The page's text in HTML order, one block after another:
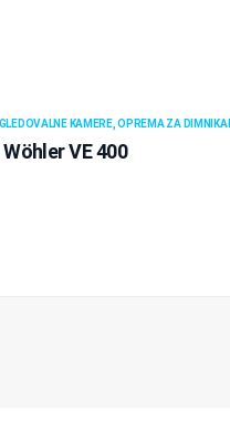
KAMERE, OPREMA ZA
VE 400